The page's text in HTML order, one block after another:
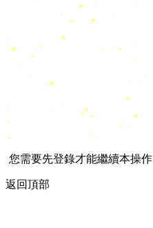
您需要先登錄才能繼續本操作
返回頂部